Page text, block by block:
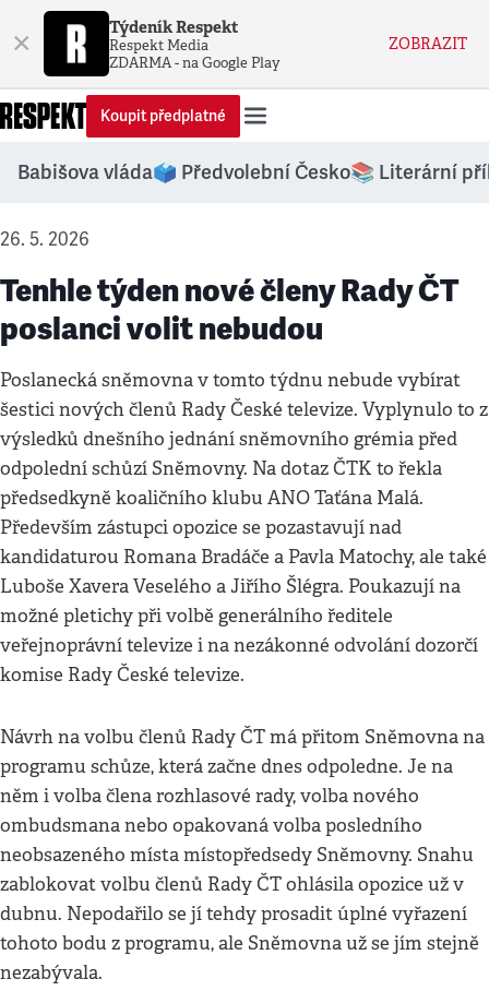
× Týdeník Respekt
Respekt Media
ZDARMA - na Google Play
ZOBRAZIT
Koupit předplatné
Babišova vláda🗳️ Předvolební Česko📚 Literární
26. 5. 2026
Tenhle týden nové členy Rady ČT
poslanci volit nebudou
Poslanecká sněmovna v tomto týdnu nebude vybírat
šestici nových členů Rady České televize. Vyplynulo to z
výsledků dnešního jednání sněmovního grémia před
odpolední schůzí Sněmovny. Na dotaz ČTK to řekla
předsedkyně koaličního klubu ANO Taťána Malá.
Především zástupci opozice se pozastavují nad
kandidaturou Romana Bradáče a Pavla Matochy, ale také
Luboše Xavera Veselého a Jiřího Šlégra. Poukazují na
možné pletichy při volbě generálního ředitele
veřejnoprávní televize i na nezákonné odvolání dozorčí
komise Rady České televize.
Návrh na volbu členů Rady ČT má přitom Sněmovna na
programu schůze, která začne dnes odpoledne. Je na
něm i volba člena rozhlasové rady, volba nového
ombudsmana nebo opakovaná volba posledního
neobsazeného místa místopředsedy Sněmovny. Snahu
zablokovat volbu členů Rady ČT ohlásila opozice už v
dubnu. Nepodařilo se jí tehdy prosadit úplné vyřazení
tohoto bodu z programu, ale Sněmovna už se jím stejně
nezabývala.